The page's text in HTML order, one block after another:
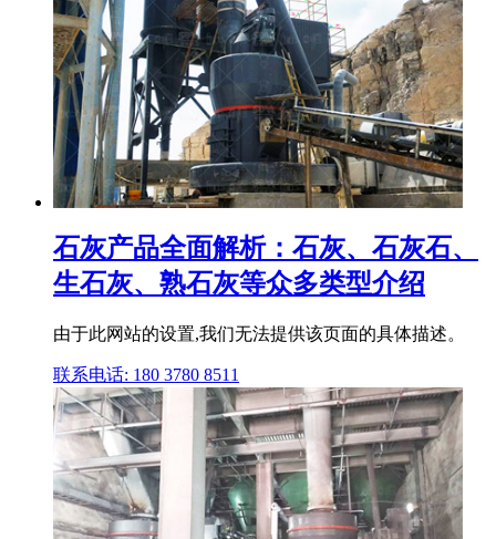
石灰产品全面解析：石灰、石灰石、
生石灰、熟石灰等众多类型介绍
由于此网站的设置,我们无法提供该页面的具体描述。
联系电话: 180 3780 8511